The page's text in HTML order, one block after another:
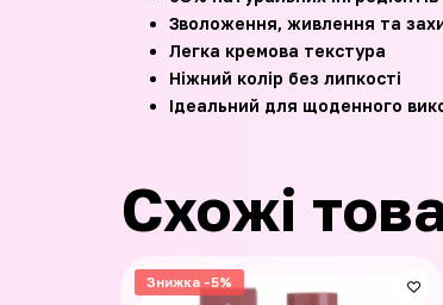
Зволоження, живлення та
Легка кремова текстура
Ніжний колір без липкості
Ідеальний для щоденного
Схожі
Знижка -5%